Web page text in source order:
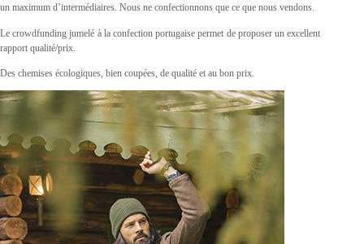
un maximum d’intermédiaires. Nous ne confectionnons que ce que nous vendons.
Le crowdfunding jumelé à la confection portugaise permet de proposer un excellent
rapport qualité/prix.
Des chemises écologiques, bien coupées, de qualité et au bon prix.